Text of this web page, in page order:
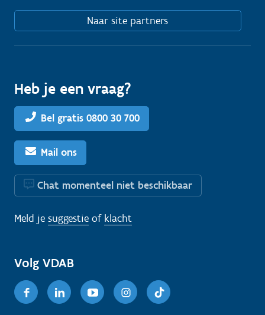
Naar site partners
Heb je een vraag?
Bel gratis 0800 30 700
Mail ons
Chat momenteel niet beschikbaar
Meld je suggestie of klacht
Volg VDAB
FacebookLinkedinYoutubeInstagram